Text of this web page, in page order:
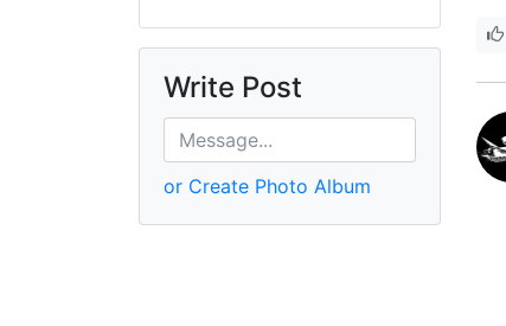
Write Post
or Create Photo Album